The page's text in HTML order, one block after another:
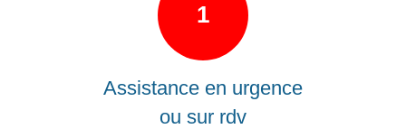
1
Assistance en urgence
ou sur rdv